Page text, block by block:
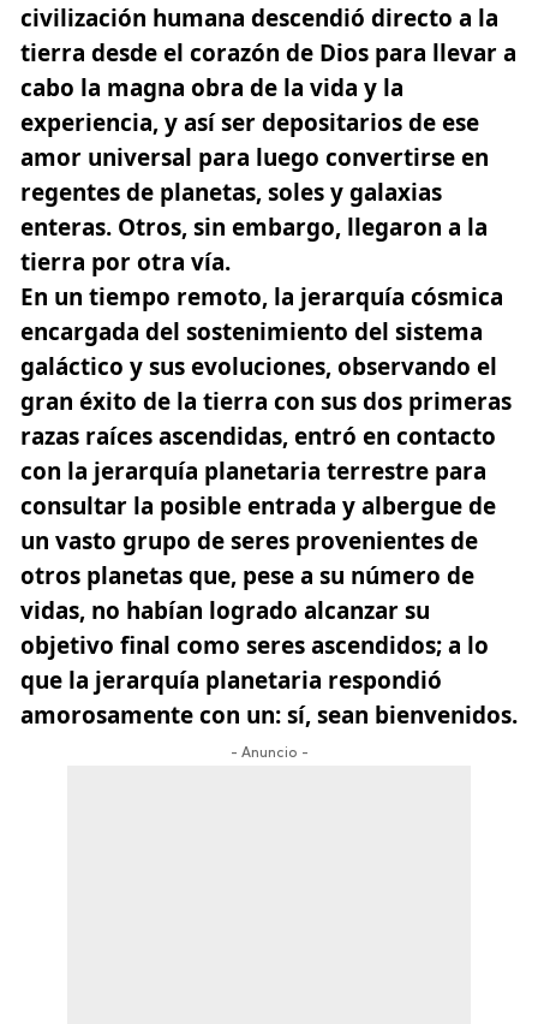
civilización humana descendió directo a la
tierra desde el corazón de Dios para llevar a
cabo la magna obra de la vida y la
experiencia, y así ser depositarios de ese
amor universal para luego convertirse en
regentes de planetas, soles y galaxias
enteras. Otros, sin embargo, llegaron a la
tierra por otra vía.
En un tiempo remoto, la jerarquía cósmica
encargada del sostenimiento del sistema
galáctico y sus evoluciones, observando el
gran éxito de la tierra con sus dos primeras
razas raíces ascendidas, entró en contacto
con la jerarquía planetaria terrestre para
consultar la posible entrada y albergue de
un vasto grupo de seres provenientes de
otros planetas que, pese a su número de
vidas, no habían logrado alcanzar su
objetivo final como seres ascendidos; a lo
que la jerarquía planetaria respondió
amorosamente con un: sí, sean bienvenidos.
- Anuncio -